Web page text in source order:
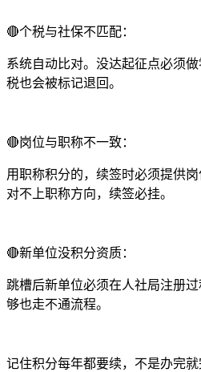
🔴个税与社保不匹配：
系统自动比对。没达起征点必须
税也会被标记退回。
🔴岗位与职称不一致：
用职称积分的，续签时必须提供
对不上职称方向，续签必挂。
🔴新单位没积分资质：
跳槽后新单位必须在人社局注册
够也走不通流程。
记住积分每年都要续，不是办完